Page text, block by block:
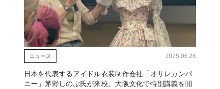
ニュース 2025.06.26
日本を代表するアイドル衣装制作会社「オサレカンパ
ニー」茅野しのぶ氏が来校。大阪文化で特別講義を開